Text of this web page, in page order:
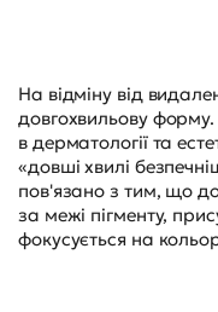
На відміну від
довгохвильову форму.
в дерматології та
«довші хвилі
пов'язано з тим, що
за межі пігменту,
фокусується на